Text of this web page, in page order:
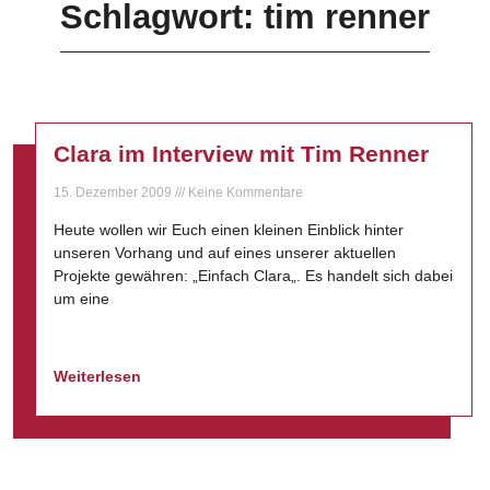
Schlagwort: tim renner
Clara im Interview mit Tim Renner
15. Dezember 2009 Keine Kommentare
Heute wollen wir Euch einen kleinen Einblick hinter
unseren Vorhang und auf eines unserer aktuellen
Projekte gewähren: „Einfach Clara„. Es handelt sich dabei
um eine
Weiterlesen